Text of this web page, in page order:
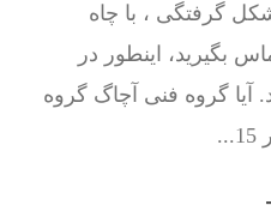
گرفتگی ، با چاه
خرداد تماس بگیرید، اینطور در
آیا گروه فنی آچاگ گروه